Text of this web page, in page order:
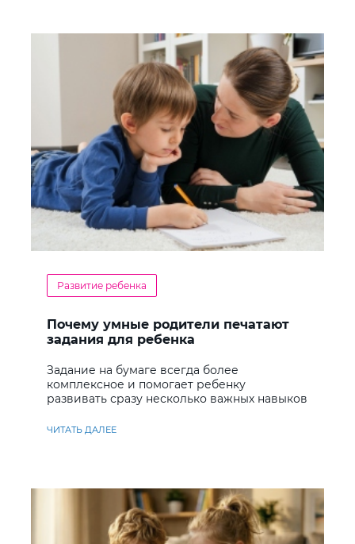
Развитие ребенка
Почему умные родители печатают
задания для ребенка
Задание на бумаге всегда более
комплексное и помогает ребенку
развивать сразу несколько важных навыков
ЧИТАТЬ ДАЛЕЕ